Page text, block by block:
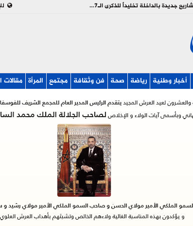
بالفيديو : تدشين وإطلاق مشاريع جديدة بالداخلة تخليداً للذكرى الـ27 لعيد العرش
أخبار وطنية رياضة صحة فن وثقافة مجتمع المرأة مقالات